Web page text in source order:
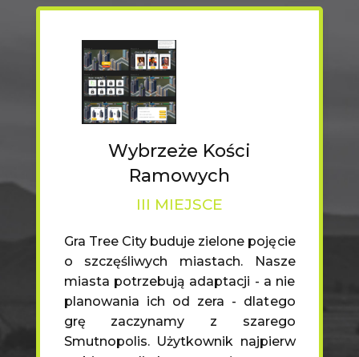
Wybrzeże Kości
Ramowych
III MIEJSCE
Gra Tree City buduje zielone pojęcie
o szczęśliwych miastach. Nasze
miasta potrzebują adaptacji - a nie
planowania ich od zera - dlatego
grę zaczynamy z szarego
Smutnopolis. Użytkownik najpierw